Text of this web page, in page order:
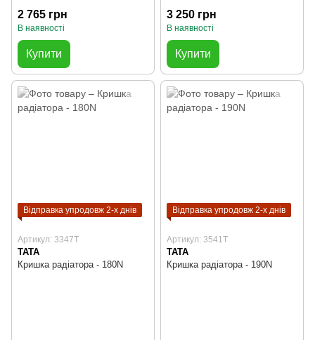
2 765 грн
В наявності
Купити
3 250 грн
В наявності
Купити
Відправка упродовж 2-х днів
Артикул: 3347T
TATA
Кришка радіатора - 180N
Відправка упродовж 2-х днів
Артикул: 3541T
TATA
Кришка радіатора - 190N